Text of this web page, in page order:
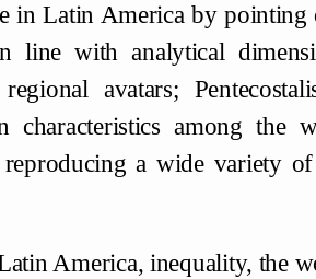
in Latin America by
line with analytical
avatars;
characteristics among the
a wide variety of
America, inequality, the